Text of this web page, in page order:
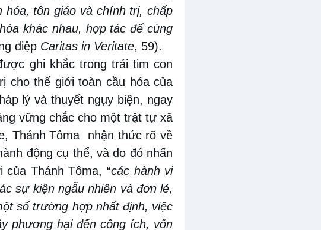
tôn giáo và chính trị, chấp
khác nhau, hợp tác để cùng
điệp Caritas in Veritate, 59).
ghi khắc trong trái tim con
cho thế giới toàn cầu hóa của
lý và thuyết ngụy biện, ngay
vững chắc cho một trật tự xã
Thánh Tôma
nhận thức rõ về
động cụ thể, và do đó nhấn
của Thánh Tôma, “các hành vi
sự kiện ngẫu nhiên và đơn lẻ,
số trường hợp nhất định, việc
phương hại đến công ích, vốn